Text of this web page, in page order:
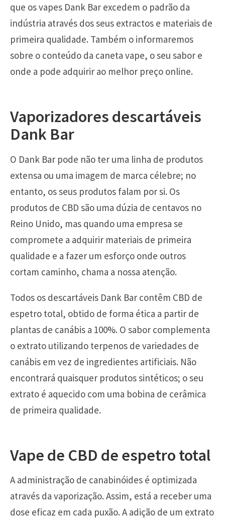
que os vapes Dank Bar excedem o padrão da
indústria através dos seus extractos e materiais de
primeira qualidade. Também o informaremos
sobre o conteúdo da caneta vape, o seu sabor e
onde a pode adquirir ao melhor preço online.
Vaporizadores descartáveis
Dank Bar
O Dank Bar pode não ter uma linha de produtos
extensa ou uma imagem de marca célebre; no
entanto, os seus produtos falam por si. Os
produtos de CBD são uma dúzia de centavos no
Reino Unido, mas quando uma empresa se
compromete a adquirir materiais de primeira
qualidade e a fazer um esforço onde outros
cortam caminho, chama a nossa atenção.
Todos os descartáveis Dank Bar contêm CBD de
espetro total, obtido de forma ética a partir de
plantas de canábis a 100%. O sabor complementa
o extrato utilizando terpenos de variedades de
canábis em vez de ingredientes artificiais. Não
encontrará quaisquer produtos sintéticos; o seu
extrato é aquecido com uma bobina de cerâmica
de primeira qualidade.
Vape de CBD de espetro total
A administração de canabinóides é optimizada
através da vaporização. Assim, está a receber uma
dose eficaz em cada puxão. A adição de um extrato